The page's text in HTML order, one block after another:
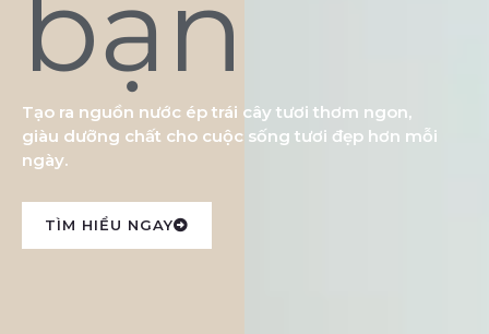
bạn
Tạo ra nguồn nước ép trái cây tươi thơm ngon,
giàu dưỡng chất cho cuộc sống tươi đẹp hơn mỗi
ngày.
TÌM HIỂU NGAY